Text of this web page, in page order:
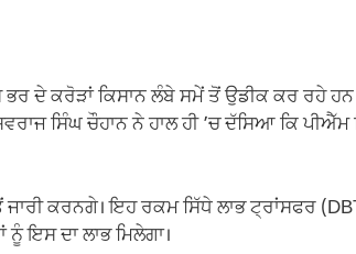
ਭਰ ਦੇ ਕਰੋੜਾਂ ਕਿਸਾਨ ਲੰਬੇ ਸਮੇਂ ਤੋਂ ਉਡੀਕ ਕਰ ਰਹੇ
ਸਿੰਘ ਚੌਹਾਨ ਨੇ ਹਾਲ ਹੀ ’ਚ ਦੱਸਿਆ ਕਿ ਪੀਐੱਮ
ਕਰਨਗੇ। ਇਹ ਰਕਮ ਸਿੱਧੇ ਲਾਭ ਟ੍ਰਾਂਸਫਰ
ਨੂੰ ਇਸ ਦਾ ਲਾਭ ਮਿਲੇਗਾ।